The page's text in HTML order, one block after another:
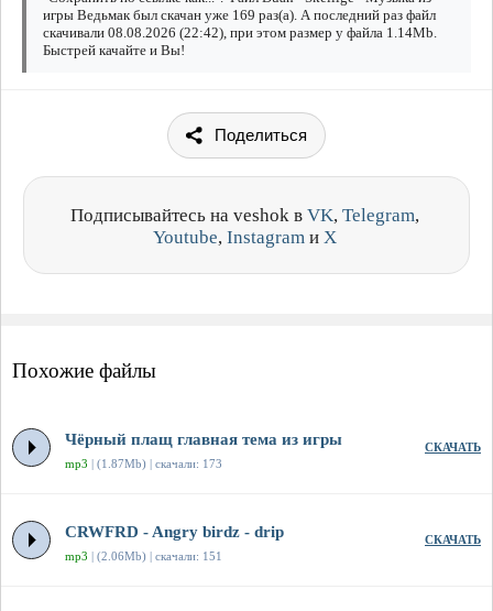
игры Ведьмак был скачан уже 169 раз(а). А последний раз файл
скачивали 08.08.2026 (22:42), при этом размер у файла 1.14Mb.
Быстрей качайте и Вы!
Поделиться
Подписывайтесь на veshok в VK, Telegram,
Youtube, Instagram и X
Похожие файлы
Чёрный плащ главная тема из игры
mp3 | (1.87Mb) | скачали: 173
СКАЧАТЬ
CRWFRD - Angry birdz - drip
mp3 | (2.06Mb) | скачали: 151
СКАЧАТЬ